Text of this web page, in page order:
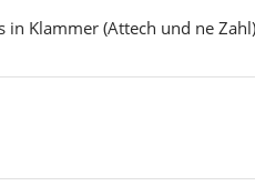
in Klammer (Attech und ne